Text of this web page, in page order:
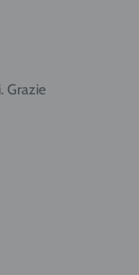
Grazie